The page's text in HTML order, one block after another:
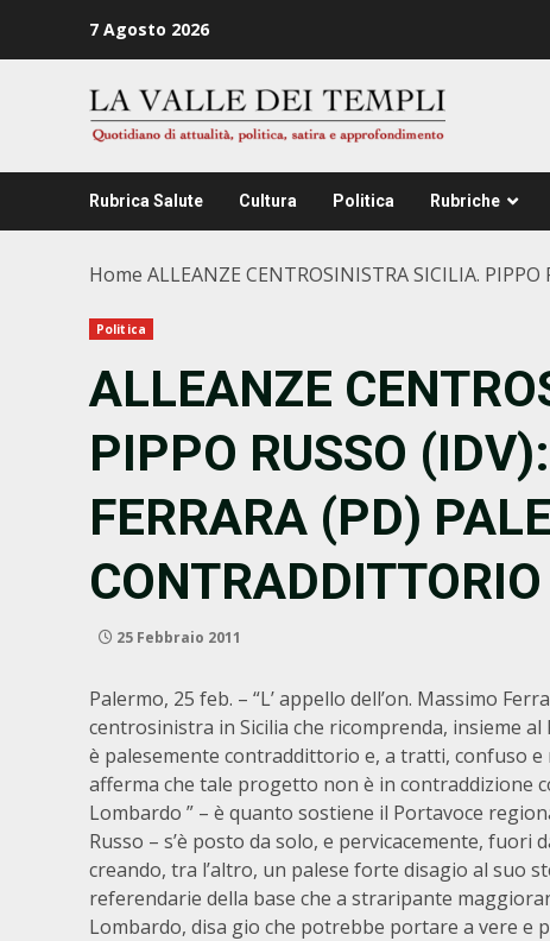
7 Agosto 2026
Rubrica Salute Cultura Politica Rubriche
Home ALLEANZE CENTROSINISTRA SICILIA.
Politica
ALLEANZE
PIPPO RUSSO
FERRARA (PD)
CONTRADDITTORIO
25 Febbraio 2011
Palermo, 25 feb. – “L’ appello dell’on. Massimo
centrosinistra in Sicilia che ricomprenda, insieme al
è palesemente contraddittorio e, a tratti, confuso
afferma che tale progetto non è in contraddizione
Lombardo ” – è quanto sostiene il Portavoce
Russo – s’è posto da solo, e pervicacemente,
creando, tra l’altro, un palese forte disagio al suo
referendarie della base che a straripante
Lombardo, disa gio che potrebbe portare a vere e